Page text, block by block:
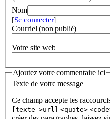
Nom
[Se connecter]
Courriel (non publié)
Votre site web
Ajoutez votre commentaire ici
Texte de votre message
Ce champ accepte les
[texte->url]
<quote>